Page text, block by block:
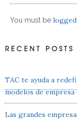
You must be
RECENT POSTS
TAC te ayuda a
modelos de
Las grandes